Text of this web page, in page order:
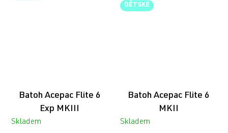
Batoh Acepac Flite 6
Exp MKIII
Skladem
DĚTSKÉ
Batoh Acepac Flite 6
MKII
Skladem